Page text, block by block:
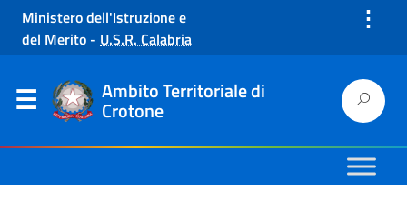
Ministero dell'Istruzione e
del Merito - U.S.R. Calabria
⋮
Ambito Territoriale di
Crotone